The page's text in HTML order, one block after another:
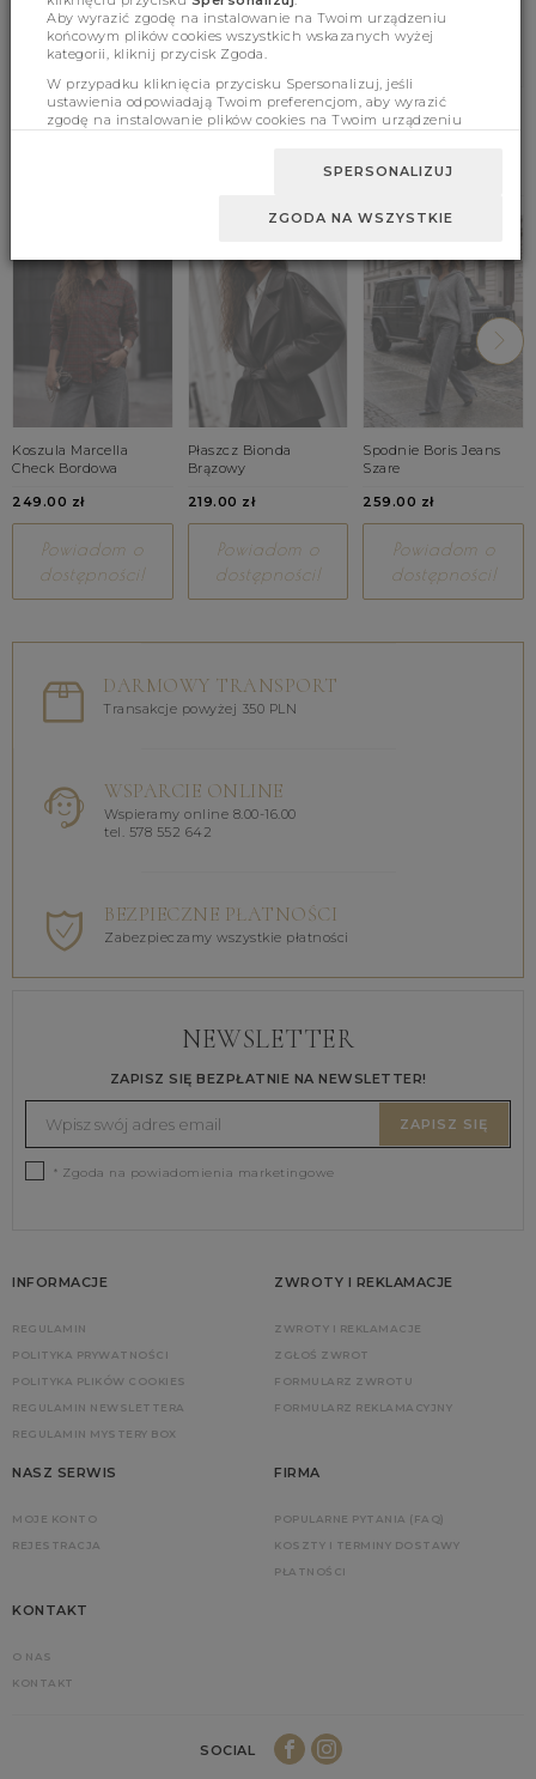
Wymiary
Koszula Marcella
Check Bordowa
249.00 zł
Powiadom o
dostępności!
Płaszcz Bionda
Brązowy
219.00 zł
Powiadom o
dostępności!
Spodnie Boris Jeans
Szare
259.00 zł
Powiadom o
dostępności!
DARMOWY TRANSPORT
Transakcje powyżej 350 PLN
WSPARCIE ONLINE
Wspieramy online 8.00-16.00
tel. 578 552 642
BEZPIECZNE PŁATNOŚCI
Zabezpieczamy wszystkie płatności
NEWSLETTER
ZAPISZ SIĘ BEZPŁATNIE NA NEWSLETTER!
ZAPISZ SIĘ
* Zgoda na powiadomienia marketingowe
INFORMACJE
REGULAMIN
POLITYKA PRYWATNOŚCI
POLITYKA PLIKÓW COOKIES
REGULAMIN NEWSLETTERA
REGULAMIN MYSTERY BOX
ZWROTY I REKLAMACJE
ZWROTY I REKLAMACJE
ZGŁOŚ ZWROT
FORMULARZ ZWROTU
FORMULARZ REKLAMACYJNY
NASZ SERWIS
MOJE KONTO
REJESTRACJA
FIRMA
POPULARNE PYTANIA (FAQ)
KOSZTY I TERMINY DOSTAWY
PŁATNOŚCI
KONTAKT
O NAS
KONTAKT
SOCIAL
Aby wyrazić zgodę na instalowanie na Twoim urządzeniu
końcowym plików cookies wszystkich wskazanych wyżej
kategorii, kliknij przycisk Zgoda.
W przypadku kliknięcia przycisku Spersonalizuj, jeśli
ustawienia odpowiadają Twoim preferencjom, aby wyrazić
zgodę na instalowanie plików cookies na Twoim urządzeniu
SPERSONALIZUJ
ZGODA NA WSZYSTKIE